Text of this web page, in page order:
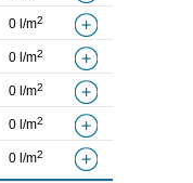
0 l/m2
0 l/m2
0 l/m2
0 l/m2
0 l/m2